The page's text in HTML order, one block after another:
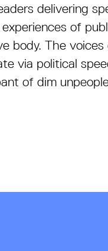
delivering
of
body. The
via political
of dim